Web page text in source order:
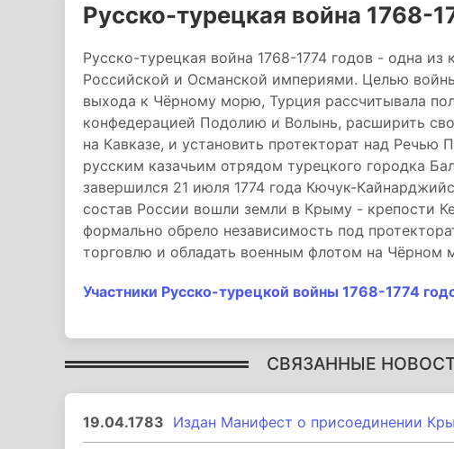
Русско-турецкая война 1768-
Русско-турецкая война 1768-1774 годов - одна
Российской и Османской империями. Целью
выхода к Чёрному морю, Турция рассчитывала
конфедерацией Подолию и Волынь, расширить
на Кавказе, и установить протекторат над Речью
русским казачьим отрядом турецкого городка
завершился 21 июля 1774 года Кючук-
состав России вошли земли в Крыму - крепости
формально обрело независимость под
торговлю и обладать военным флотом на Чёрном
Участники Русско-турецкой войны 1768-1774
СВЯЗАННЫЕ
19.04.1783 Издан Манифест о присоединении